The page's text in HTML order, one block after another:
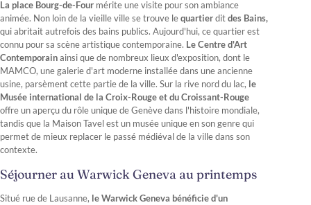
La place Bourg-de-Four mérite une visite pour son ambiance
animée. Non loin de la vieille ville se trouve lequartierditdes Bains,
qui abritait autrefois des bains publics. Aujourd'hui, ce quartier est
connu pour sa scène artistique contemporaine. Le Centre d'Art
Contemporainainsi que de nombreux lieux d'exposition, dont le
MAMCO, une galerie d'art moderne installée dans une ancienne
usine, parsèment cette partie de la ville. Sur la rive nord du lac, le
Musée international de la Croix-Rouge et du Croissant-Rouge
offre un aperçu du rôle unique de Genève dans l'histoire mondiale,
tandis que la Maison Tavel est un musée unique en son genre qui
permet de mieux replacer le passé médiéval de la ville dans son
contexte.
Séjourner au Warwick Geneva au printemps
Situé rue de Lausanne, le Warwick Geneva bénéficie d'un